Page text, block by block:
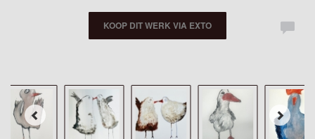
KOOP DIT WERK VIA EXTO